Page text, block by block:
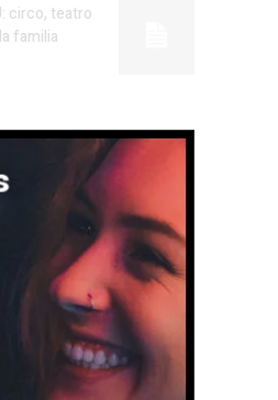
circo, teatro
familia